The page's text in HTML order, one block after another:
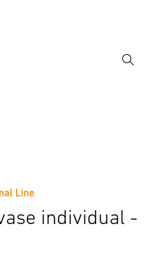
Line
individual -